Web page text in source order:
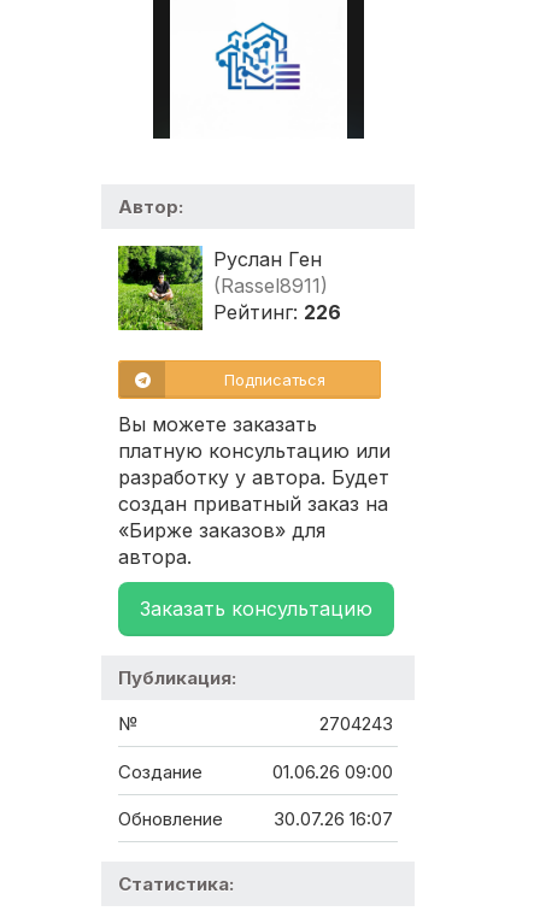
Автор:
Руслан Ген
(Rassel8911)
Рейтинг: 226
Подписаться
Вы можете заказать
платную консультацию или
разработку у автора. Будет
создан приватный заказ на
«Бирже заказов» для
автора.
Заказать консультацию
Публикация:
№ 2704243
Создание 01.06.26 09:00
Обновление 30.07.26 16:07
Статистика: